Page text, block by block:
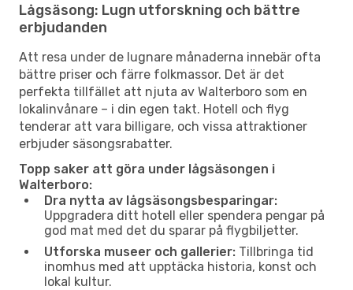
Lågsäsong: Lugn utforskning och bättre
erbjudanden
Att resa under de lugnare månaderna innebär ofta
bättre priser och färre folkmassor. Det är det
perfekta tillfället att njuta av Walterboro som en
lokalinvånare – i din egen takt. Hotell och flyg
tenderar att vara billigare, och vissa attraktioner
erbjuder säsongsrabatter.
Topp saker att göra under lågsäsongen i
Walterboro:
Dra nytta av lågsäsongsbesparingar:
Uppgradera ditt hotell eller spendera pengar på
god mat med det du sparar på flygbiljetter.
Utforska museer och gallerier: Tillbringa tid
inomhus med att upptäcka historia, konst och
lokal kultur.